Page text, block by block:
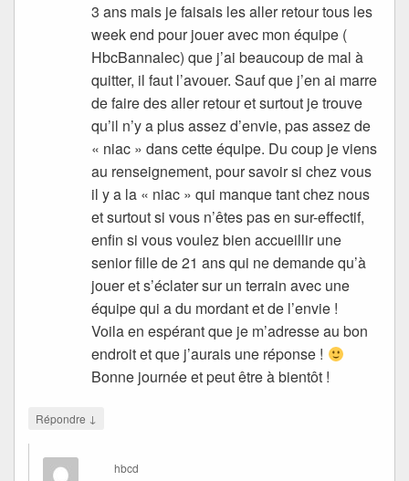
3 ans mais je faisais les aller retour tous les
week end pour jouer avec mon équipe (
HbcBannalec) que j’ai beaucoup de mal à
quitter, il faut l’avouer. Sauf que j’en ai marre
de faire des aller retour et surtout je trouve
qu’il n’y a plus assez d’envie, pas assez de
« niac » dans cette équipe. Du coup je viens
au renseignement, pour savoir si chez vous
il y a la « niac » qui manque tant chez nous
et surtout si vous n’êtes pas en sur-effectif,
enfin si vous voulez bien accueillir une
senior fille de 21 ans qui ne demande qu’à
jouer et s’éclater sur un terrain avec une
équipe qui a du mordant et de l’envie !
Voila en espérant que je m’adresse au bon
endroit et que j’aurais une réponse !
Bonne journée et peut être à bientôt !
Répondre ↓
hbcd